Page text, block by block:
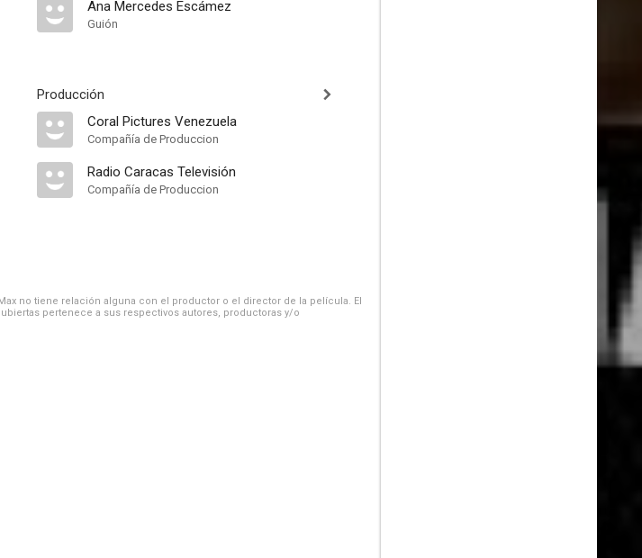
Ana Mercedes Escámez
Guión
Producción
Coral Pictures Venezuela
Compañía de Produccion
Radio Caracas Televisión
Compañía de Produccion
no tiene relación alguna con el productor o el director de la película. El
pertenece a sus respectivos autores, productoras y/o